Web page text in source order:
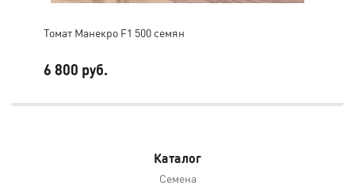
Томат Манекро F1 500 семян
6 800 руб.
Каталог
Семена